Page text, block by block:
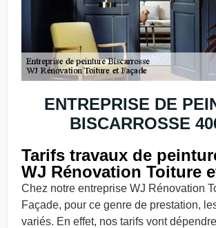
ENTREPRISE DE
BISCARROSSE
Tarifs travaux de
WJ Rénovation Toiture
Chez notre entreprise WJ Rénovation
Façade, pour ce genre de prestation,
variés. En effet, nos tarifs vont